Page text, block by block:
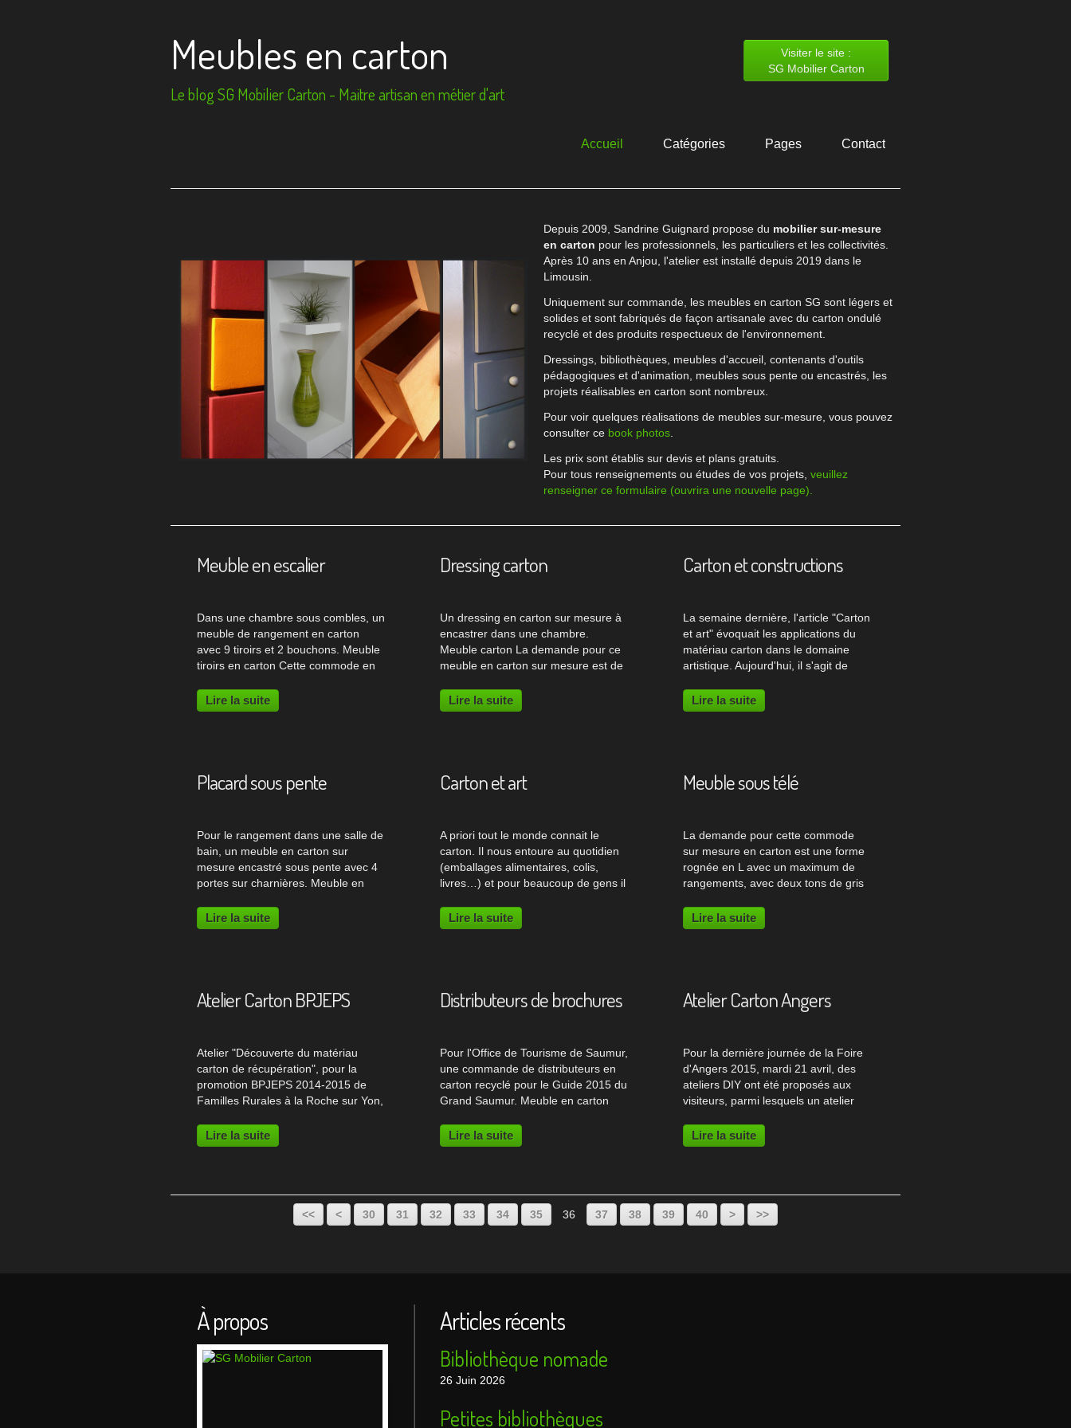
Meubles en carton
Visiter le site :
SG Mobilier Carton
Le blog SG Mobilier Carton - Maitre artisan en métier d'art
Accueil Catégories Pages Contact
Depuis 2009, Sandrine Guignard propose du mobilier sur-mesure
en carton pour les professionnels, les particuliers et les collectivités.
Après 10 ans en Anjou, l'atelier est installé depuis 2019 dans le
Limousin.
Uniquement sur commande, les meubles en carton SG sont légers et
solides et sont fabriqués de façon artisanale avec du carton ondulé
recyclé et des produits respectueux de l'environnement.
Dressings, bibliothèques, meubles d'accueil, contenants d'outils
pédagogiques et d'animation, meubles sous pente ou encastrés, les
projets réalisables en carton sont nombreux.
Pour voir quelques réalisations de meubles sur-mesure, vous pouvez
consulter ce book photos
Les prix sont établis sur devis et plans gratuits.
Pour tous renseignements ou études de vos projets, veuillez
renseigner ce formulaire (ouvrira une nouvelle page).
Meuble en escalier
Dans une chambre sous combles, un
meuble de rangement en carton
avec 9 tiroirs et 2 bouchons. Meuble
tiroirs en carton Cette commode en
"escalier" pour s'insérer sous la
pente d'une pièce de combles. Le
Lire la suite
Dressing carton
Un dressing en carton sur mesure à
encastrer dans une chambre.
Meuble carton La demande pour ce
meuble en carton sur mesure est de
placard de rangement dans une
chambre. Le meuble encastré a un
Lire la suite
Carton et constructions
La semaine dernière, l'article "Carton
et art" évoquait les applications du
matériau carton dans le domaine
artistique. Aujourd'hui, il s'agit de
comme matériau de construction.
Constructions carton Le carton tel
Lire la suite
Placard sous pente
Pour le rangement dans une salle de
bain, un meuble en carton sur
mesure encastré sous pente avec 4
portes sur charnières. Meuble en
je fabrique, ce meuble en carton est
réalisé selon un cahier des charges
Lire la suite
Carton et art
A priori tout le monde connait le
carton. Il nous entoure au quotidien
(emballages alimentaires, colis,
livres…) et pour beaucoup de gens il
valeur et sans intérêt. A très injuste
titre, car pour ceux qui se penchent...
Lire la suite
Meuble sous télé
La demande pour cette commode
sur mesure en carton est une forme
rognée en L avec un maximum de
rangements, avec deux tons de gris
en carton Pour un effet moins massif
visuellement, le souhait du client était
Lire la suite
Atelier Carton BPJEPS
Atelier "Découverte du matériau
carton de récupération", pour la
promotion BPJEPS 2014-2015 de
Familles Rurales à la Roche sur Yon,
formation BPJEPS (Brevet
Professionnel de la Jeunesse, de
Lire la suite
Distributeurs de brochures
Pour l'Office de Tourisme de Saumur,
une commande de distributeurs en
carton recyclé pour le Guide 2015 du
Grand Saumur. Meuble en carton
2015 du Grand Saumur est une
brochure de 200 pages, distribuée
Lire la suite
Atelier Carton Angers
Pour la dernière journée de la Foire
d'Angers 2015, mardi 21 avril, des
ateliers DIY ont été proposés aux
visiteurs, parmi lesquels un atelier
Ateliers DIY - Do It Yourself Installée
dans la galerie de liaison de
Lire la suite
<< < 10
20
30 31 32 33 34 35 36 37 38 39 40 > >>
À propos Articles récents
Bibliothèque nomade
26 Juin 2026
Petites bibliothèques